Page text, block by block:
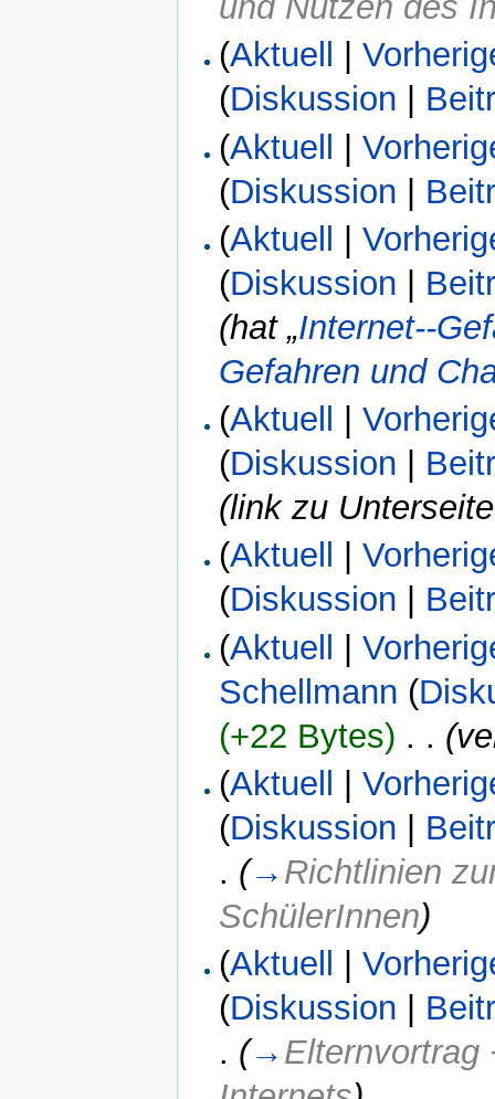
(Aktuell |
(Diskussion
(Aktuell |
(Diskussion |
(Aktuell |
(Diskussion
(hat „Internet--
Gefahren und
(Aktuell |
(Diskussion
(link zu
(Aktuell |
(Diskussion
(Aktuell |
Schellmann (
(+22 Bytes) . .
(Aktuell |
(Diskussion
. (→ Richtlinien
SchülerInnen)
(Aktuell |
(Diskussion
. (→ Elternvortrag